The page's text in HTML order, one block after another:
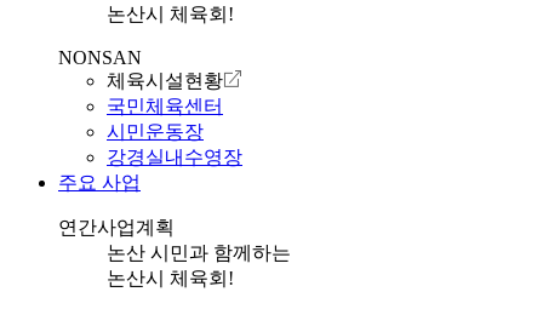
논산시 체육회!
NONSAN
체육시설현황
국민체육센터
시민운동장
강경실내수영장
주요 사업
연간사업계획
논산 시민과 함께하는
논산시 체육회!